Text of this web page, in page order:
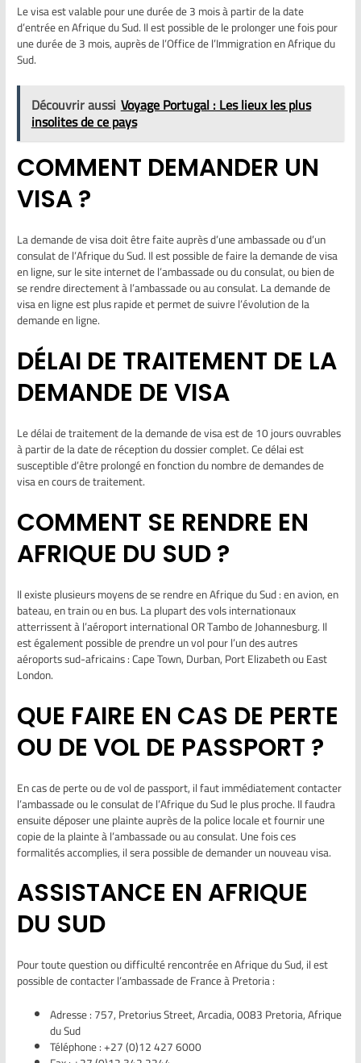
Le visa est valable pour une durée de 3 mois à partir de la date
d’entrée en Afrique du Sud. Il est possible de le prolonger une fois pour
une durée de 3 mois, auprès de l’Office de l’Immigration en Afrique du
Sud.
Découvrir aussi Voyage Portugal : Les lieux les plus
insolites de ce pays
COMMENT DEMANDER UN
VISA ?
La demande de visa doit être faite auprès d’une ambassade ou d’un
consulat de l’Afrique du Sud. Il est possible de faire la demande de visa
en ligne, sur le site internet de l’ambassade ou du consulat, ou bien de
se rendre directement à l’ambassade ou au consulat. La demande de
visa en ligne est plus rapide et permet de suivre l’évolution de la
demande en ligne.
DÉLAI DE TRAITEMENT DE LA
DEMANDE DE VISA
Le délai de traitement de la demande de visa est de 10 jours ouvrables
à partir de la date de réception du dossier complet. Ce délai est
susceptible d’être prolongé en fonction du nombre de demandes de
visa en cours de traitement.
COMMENT SE RENDRE EN
AFRIQUE DU SUD ?
Il existe plusieurs moyens de se rendre en Afrique du Sud : en avion, en
bateau, en train ou en bus. La plupart des vols internationaux
atterrissent à l’aéroport international OR Tambo de Johannesburg. Il
est également possible de prendre un vol pour l’un des autres
aéroports sud-africains : Cape Town, Durban, Port Elizabeth ou East
London.
QUE FAIRE EN CAS DE PERTE
OU DE VOL DE PASSPORT ?
En cas de perte ou de vol de passport, il faut immédiatement contacter
l’ambassade ou le consulat de l’Afrique du Sud le plus proche. Il faudra
ensuite déposer une plainte auprès de la police locale et fournir une
copie de la plainte à l’ambassade ou au consulat. Une fois ces
formalités accomplies, il sera possible de demander un nouveau visa.
ASSISTANCE EN AFRIQUE
DU SUD
Pour toute question ou difficulté rencontrée en Afrique du Sud, il est
possible de contacter l’ambassade de France à Pretoria :
Adresse : 757, Pretorius Street, Arcadia, 0083 Pretoria, Afrique
du Sud
Téléphone : +27 (0)12 427 6000